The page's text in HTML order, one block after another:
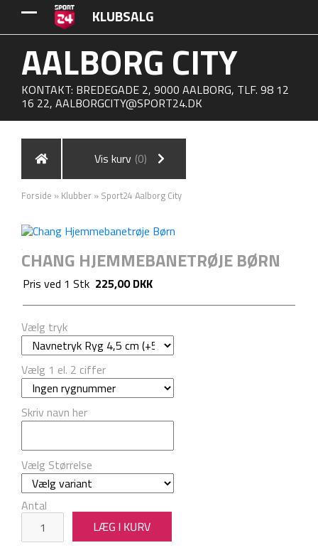
KLUBSALG
AALBORG CITY
KONTAKT: BREDEGADE 2, 9000 AALBORG, TLF. 98 12
16 22, AALBORGCITY@SPORT24.DK
Vis kurv (0)
Forside » Klubber » Sport24 Aalborg City
CHANG HJEMMEBANETRØJE BØRN
Pris ved 1 Stk 225,00 DKK
Vælg tryk
Vælg 1 el. 2 ciffer
Skriv navn her
Vælg Størrelse
Antal